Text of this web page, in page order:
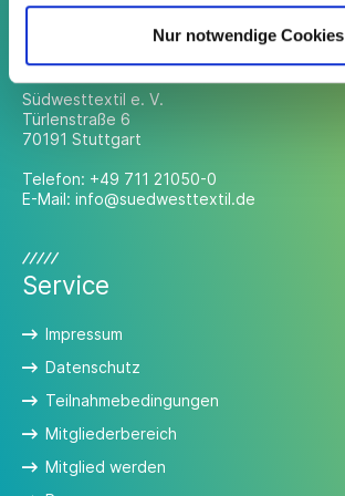
Nur notwendige Cookies
Südwesttextil e. V.
Türlenstraße 6
70191 Stuttgart
Telefon: +49 711 21050-0
E-Mail: info@suedwesttextil.de
Service
Impressum
Datenschutz
Teilnahmebedingungen
Mitgliederbereich
Mitglied werden